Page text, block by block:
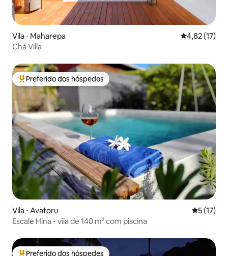
Vila ⋅ Maharepa 4,82 de uma
4,82 (17)
Chá Villa
Entre os melhores preferidos dos hóspedes
Preferido dos hóspedes
Vila ⋅ Avatoru 5 de uma
5 (17)
Escale Hina - vila de 140 m² com piscina
Preferido dos hóspedes